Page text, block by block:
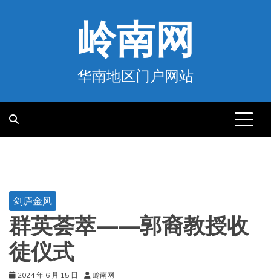
岭南网
华南地区门户网站
剑庐金风
群英荟萃——郭裔教授收
徒仪式
2024 年 6 月 15 日 岭南网